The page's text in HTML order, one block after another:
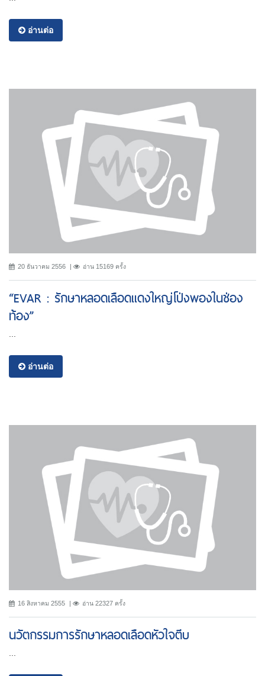
อ่านต่อ
20 ธันวาคม 2556 อ่าน 15169 ครั้ง
“EVAR : รักษาหลอดเลือดแดงใหญ่โป่งพองในช่อง
ท้อง”
อ่านต่อ
16 สิงหาคม 2555 อ่าน 22327 ครั้ง
นวัตกรรมการรักษาหลอดเลือดหัวใจตีบ